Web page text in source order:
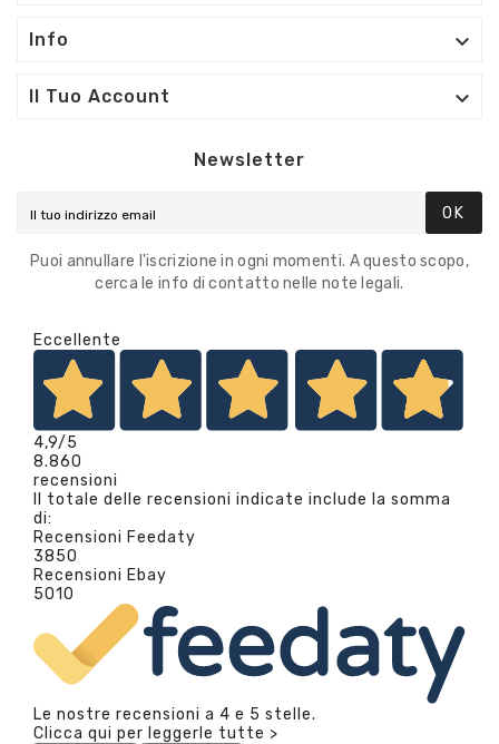
Info 
Il Tuo Account 
Newsletter
OK
Puoi annullare l'iscrizione in ogni momenti. A questo scopo,
cerca le info di contatto nelle note legali.
Eccellente
4,9/5
8.860
recensioni
Il totale delle recensioni indicate include la somma
di:
Recensioni Feedaty
3850
Recensioni Ebay
5010
Le nostre recensioni a 4 e 5 stelle.
Clicca qui per leggerle tutte >